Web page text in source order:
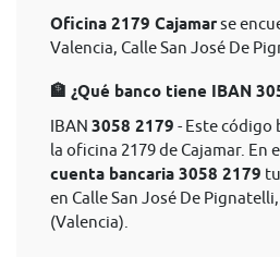
Oficina 2179 Cajamarse
Valencia, Calle San José De
🏦 ¿Qué banco tiene IBAN
IBAN 3058 2179 - Este código
la oficina 2179 de Cajamar. En
cuenta bancaria 3058 2179
en Calle San José De
(Valencia).